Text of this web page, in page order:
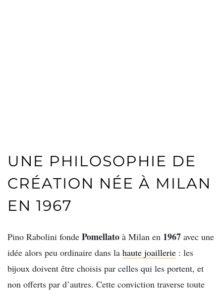
UNE PHILOSOPHIE DE
CRÉATION NÉE À MILAN
EN 1967
Pino Rabolini fonde Pomellato à Milan en 1967 avec une
idée alors peu ordinaire dans la haute joaillerie : les
bijoux doivent être choisis par celles qui les portent, et
non offerts par d’autres. Cette conviction traverse toute